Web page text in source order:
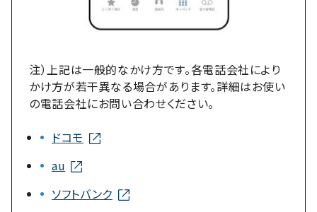
注）上記は一般的なかけ方です。各電話会社により
かけ方が若干異なる場合があります。詳細はお使い
の電話会社にお問い合わせください。
ドコモ
au
ソフトバンク